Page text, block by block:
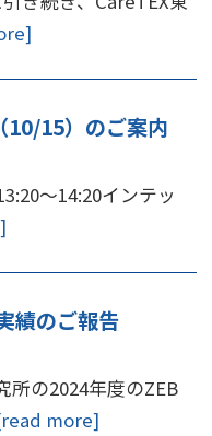
10/15）のご案内
～14:20インテッ
績のご報告
所の2024年度のZEB
more]